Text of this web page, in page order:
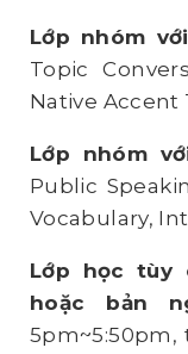
Lớp nhóm
Topic
Native Accent
Lớp nhóm
Public
Vocabulary,
Lớp học tùy
hoặc bản